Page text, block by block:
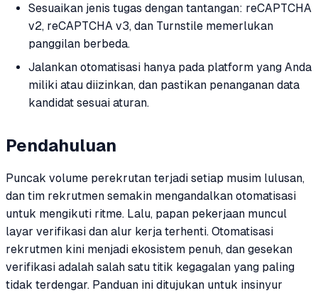
Sesuaikan jenis tugas dengan tantangan: reCAPTCHA
v2, reCAPTCHA v3, dan Turnstile memerlukan
panggilan berbeda.
Jalankan otomatisasi hanya pada platform yang Anda
miliki atau diizinkan, dan pastikan penanganan data
kandidat sesuai aturan.
Pendahuluan
Puncak volume perekrutan terjadi setiap musim lulusan,
dan tim rekrutmen semakin mengandalkan otomatisasi
untuk mengikuti ritme. Lalu, papan pekerjaan muncul
layar verifikasi dan alur kerja terhenti. Otomatisasi
rekrutmen kini menjadi ekosistem penuh, dan gesekan
verifikasi adalah salah satu titik kegagalan yang paling
tidak terdengar. Panduan ini ditujukan untuk insinyur